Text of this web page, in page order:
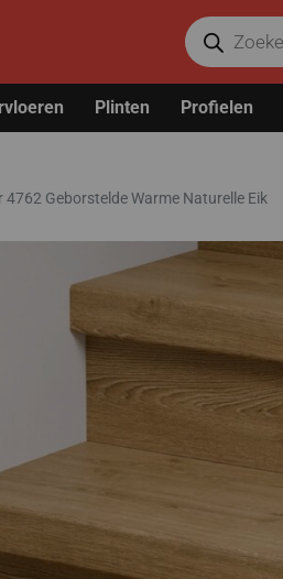
Plinten Profielen
4762 Geborstelde Warme Naturelle Eik